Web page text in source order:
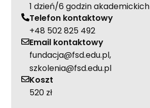
1 dzień/6 godzin akademickich
Telefon kontaktowy
+48 502 825 492
Email kontaktowy
fundacja@fsd.edu.pl,
szkolenia@fsd.edu.pl
Koszt
520 zł